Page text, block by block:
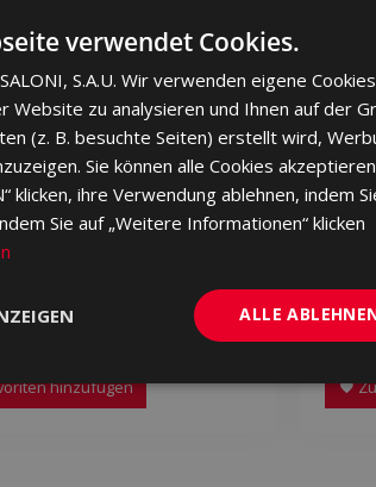
NOGAL 120 X 20
hinzufügen
verwendet Cookies.
SALONI, S.A.U. Wir verwenden eigene
Website zu analysieren und Ihnen auf der
(z. B. besuchte Seiten) erstellt wird,
Sie können alle Cookies
klicken, ihre Verwendung ablehnen, indem
Sie auf „Weitere Informationen“ klicken
ALLE